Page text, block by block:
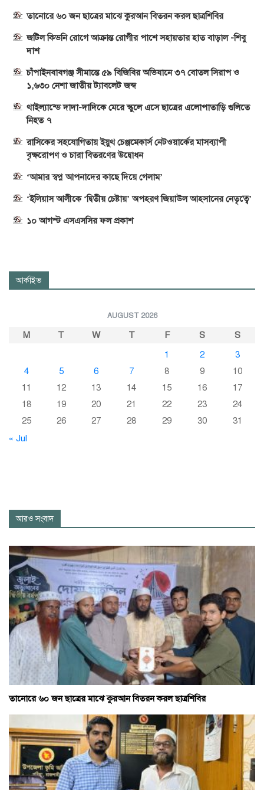
তানোরে ৬০ জন ছাত্রের মাঝে কুরআন বিতরন করল ছাত্রশিবির
জটিল কিডনি রোগে আক্রান্ত রোগীর পাশে সহায়তার হাত বাড়াল -শিবু
দাশ
চাঁপাইনবাবগঞ্জ সীমান্তে ৫৯ বিজিবির অভিযানে ৩৭ বোতল সিরাপ ও
১,৬৩০ নেশা জাতীয় ট্যাবলেট জব্দ
থাইল্যান্ডে দাদা-দাদিকে মেরে স্কুলে এসে ছাত্রের এলোপাতাড়ি গুলিতে
নিহত ৭
রাসিকের সহযোগিতায় ইয়ুথ চেঞ্জমেকার্স নেটওয়ার্কের মাসব্যাপী
বৃক্ষরোপণ ও চারা বিতরণের উদ্বোধন
‘আমার স্বপ্ন আপনাদের কাছে দিয়ে গেলাম’
‘ইলিয়াস আলীকে ‘দ্বিতীয় চেষ্টায়’ অপহরণ জিয়াউল আহসানের নেতৃত্বে’
১০ আগস্ট এসএসসির ফল প্রকাশ
আর্কাইভ
AUGUST 2026
M T W T F S
S
1
2
3
4
5 6 7 8 9
10
11
12 13 14 15 16
17
18
19 20 21 22 23
24
25
26 27 28 29 30
31
« Jul
আরও সংবাদ
তানোরে ৬০ জন ছাত্রের মাঝে কুরআন বিতরন করল ছাত্রশিবির